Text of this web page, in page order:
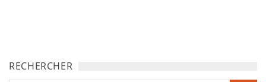
RECHERCHER